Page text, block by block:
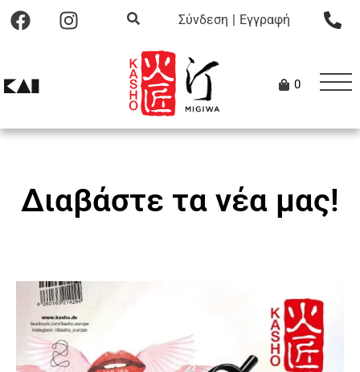
Σύνδεση | Εγγραφή
0
Διαβάστε τα νέα μας!